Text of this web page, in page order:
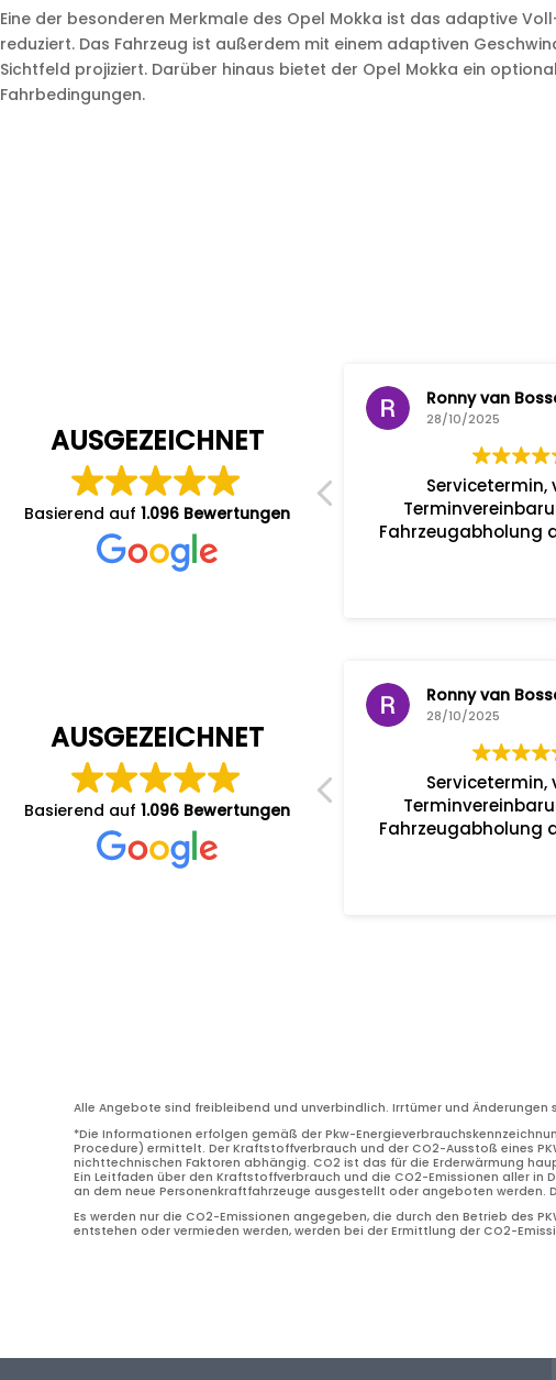
Eine der besonderen Merkmale des Opel Mokka ist das adaptive
reduziert. Das Fahrzeug ist außerdem mit einem adaptiven
Sichtfeld projiziert. Darüber hinaus bietet der Opel Mokka ein
Fahrbedingungen.
AUSGEZEICHNET
Basierend auf 1.096 Bewertungen
Profis am Werk!!!
Sehr freundlicher Service!
Moderate Preise!
Ronny van
28/10/2025
Servicetermin,
Fahrzeugabholung
AUSGEZEICHNET
Basierend auf 1.096 Bewertungen
Profis am Werk!!!
Sehr freundlicher Service!
Moderate Preise!
Ronny van
28/10/2025
Servicetermin,
Fahrzeugabholung
Alle Angebote sind freibleibend und unverbindlich. Irrtümer und
*Die Informationen erfolgen gemäß der Pkw-
Procedure) ermittelt. Der Kraftstoffverbrauch und der CO2-Ausstoß eines
nichttechnischen Faktoren abhängig. CO2 ist das für die Erderwärmung
Ein Leitfaden über den Kraftstoffverbrauch und die CO2-Emissionen aller
an dem neue Personenkraftfahrzeuge ausgestellt oder angeboten
Es werden nur die CO2-Emissionen angegeben, die durch den Betrieb des
entstehen oder vermieden werden, werden bei der Ermittlung der CO2-